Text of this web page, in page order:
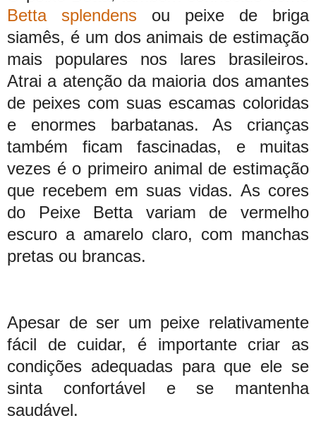
Betta splendens ou peixe de briga
siamês, é um dos animais de estimação
mais populares nos lares brasileiros.
Atrai a atenção da maioria dos amantes
de peixes com suas escamas coloridas
e enormes barbatanas. As crianças
também ficam fascinadas, e muitas
vezes é o primeiro animal de estimação
que recebem em suas vidas. As cores
do Peixe Betta variam de vermelho
escuro a amarelo claro, com manchas
pretas ou brancas.
Apesar de ser um peixe relativamente
fácil de cuidar, é importante criar as
condições adequadas para que ele se
sinta confortável e se mantenha
saudável.